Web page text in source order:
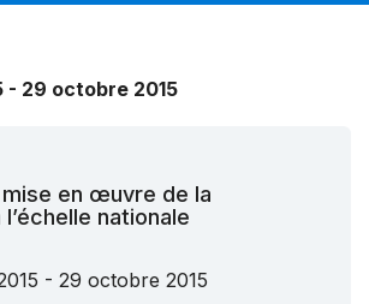
- 29 octobre 2015
en œuvre de la
nationale
- 29 octobre 2015